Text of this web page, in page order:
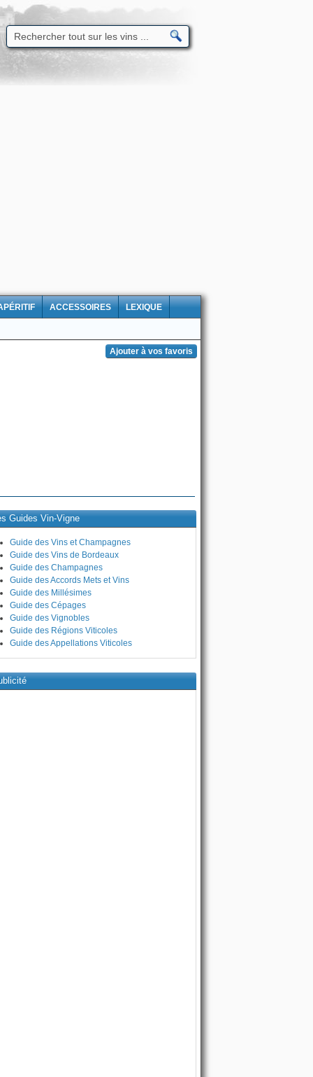
ACCESSOIRES LEXIQUE
Guides Vin-Vigne
Guide des Vins et Champagnes
Guide des Vins de Bordeaux
Guide des Champagnes
Guide des Accords Mets et Vins
Guide des Millésimes
Guide des Cépages
Guide des Vignobles
Guide des Régions Viticoles
Guide des Appellations Viticoles